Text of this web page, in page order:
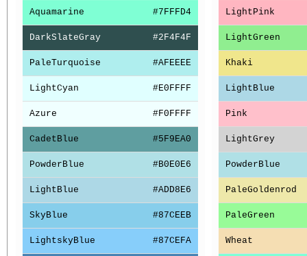
Aquamarine #7FFFD4
DarkSlateGray #2F4F4F
PaleTurquoise #AFEEEE
LightCyan #E0FFFF
Azure #F0FFFF
CadetBlue #5F9EA0
PowderBlue #B0E0E6
LightBlue #ADD8E6
SkyBlue #87CEEB
LightskyBlue #87CEFA
LightPink
LightGreen
Khaki
LightBlue
Pink
LightGrey
PowderBlue
PaleGoldenrod
PaleGreen
Wheat